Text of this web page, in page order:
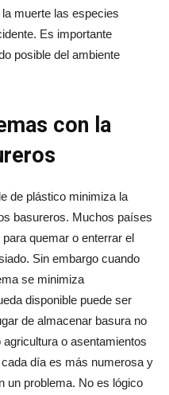
muerte las especies
Es importante
posible del ambiente
con la
de plástico minimiza la
basureros. Muchos países
quemar o enterrar el
Sin embargo cuando
se minimiza
disponible puede ser
de almacenar basura no
o asentamientos
cada día es más numerosa y
un problema. No es lógico